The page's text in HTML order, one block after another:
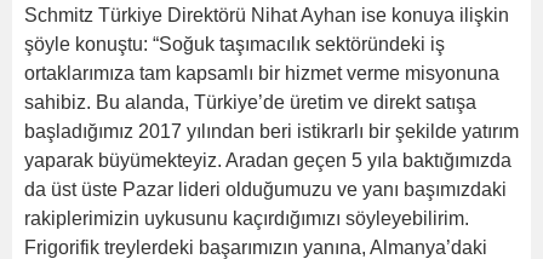
Schmitz Türkiye Direktörü Nihat Ayhan ise konuya ilişkin
şöyle konuştu: “Soğuk taşımacılık sektöründeki iş
ortaklarımıza tam kapsamlı bir hizmet verme misyonuna
sahibiz. Bu alanda, Türkiye’de üretim ve direkt satışa
başladığımız 2017 yılından beri istikrarlı bir şekilde yatırım
yaparak büyümekteyiz. Aradan geçen 5 yıla baktığımızda
da üst üste Pazar lideri olduğumuzu ve yanı başımızdaki
rakiplerimizin uykusunu kaçırdığımızı söyleyebilirim.
Frigorifik treylerdeki başarımızın yanına, Almanya’daki